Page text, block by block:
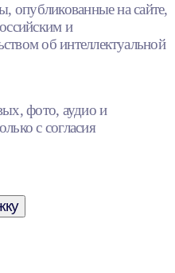
опубликованные на сайте,
и
об интеллектуальной
фото, аудио и
с согласия